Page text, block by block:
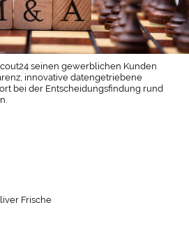
seinen gewerblichen Kunden
innovative datengetriebene
bei der Entscheidungsfindung rund
Frische